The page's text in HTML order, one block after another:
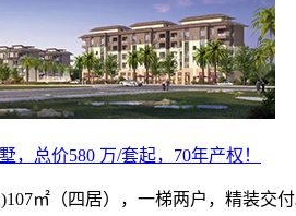
，总价580 万/套起，70年产权！
㎡（四居），一梯两户，精装交付